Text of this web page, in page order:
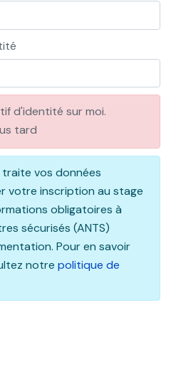
d'identité sur moi.
tard
vos données
votre inscription au stage
obligatoires à
sécurisés (ANTS)
Pour en savoir
notre politique de